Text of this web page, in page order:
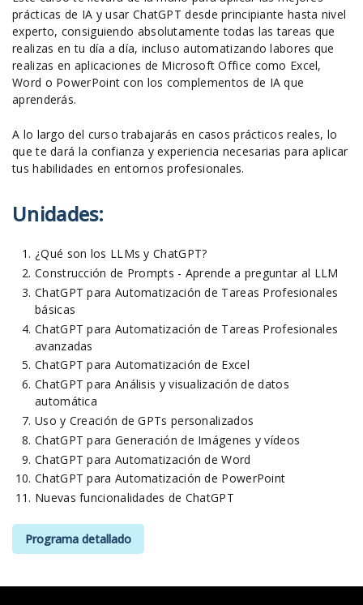
prácticas de IA y usar ChatGPT desde principiante hasta nivel
experto, consiguiendo absolutamente todas las tareas que
realizas en tu día a día, incluso automatizando labores que
realizas en aplicaciones de Microsoft Office como Excel,
Word o PowerPoint con los complementos de IA que
aprenderás.
A lo largo del curso trabajarás en casos prácticos reales, lo
que te dará la confianza y experiencia necesarias para aplicar
tus habilidades en entornos profesionales.
Unidades:
¿Qué son los LLMs y ChatGPT?
Construcción de Prompts - Aprende a preguntar al LLM
ChatGPT para Automatización de Tareas Profesionales
básicas
ChatGPT para Automatización de Tareas Profesionales
avanzadas
ChatGPT para Automatización de Excel
ChatGPT para Análisis y visualización de datos
automática
Uso y Creación de GPTs personalizados
ChatGPT para Generación de Imágenes y vídeos
ChatGPT para Automatización de Word
ChatGPT para Automatización de PowerPoint
Nuevas funcionalidades de ChatGPT
Programa detallado